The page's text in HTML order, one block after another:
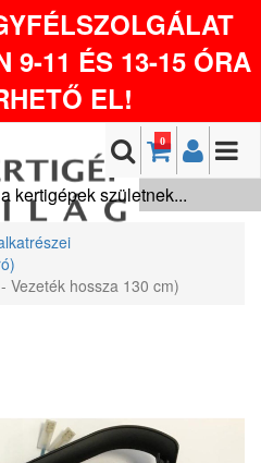
9-11 ÉS 13-15 ÓRA
EL!
0
kertigépek születnek...
Vezeték hossza 130 cm)